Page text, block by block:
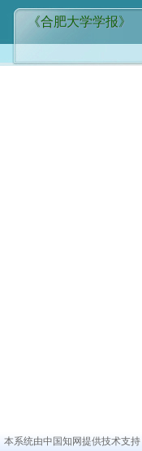
《合肥大学学报》
本系统由中国知网提供技术支持